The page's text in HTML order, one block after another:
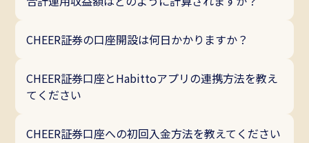
CHEER証券の口座開設は何日かかりますか？
CHEER証券口座とHabittoアプリの連携方法を教え
てください
CHEER証券口座への初回入金方法を教えてください